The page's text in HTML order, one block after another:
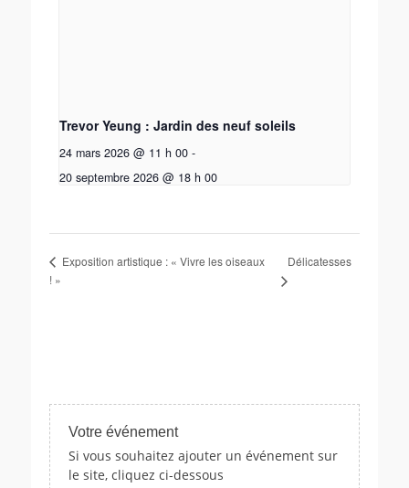
Trevor Yeung : Jardin des neuf soleils
24 mars 2026 @ 11 h 00 -
20 septembre 2026 @ 18 h 00
Exposition artistique : « Vivre les oiseaux
! »
Délicatesses
Votre événement
Si vous souhaitez ajouter un événement sur
le site, cliquez ci-dessous